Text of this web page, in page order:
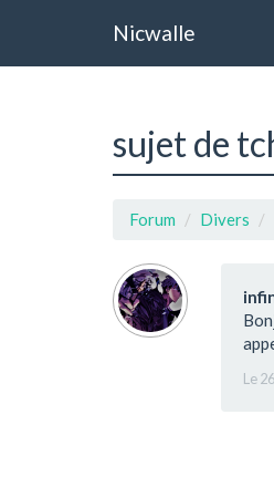
Nicwalle
sujet de
Forum Divers
Le